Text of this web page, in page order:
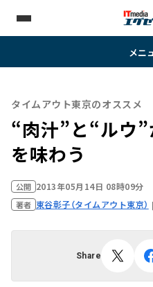
メニ
タイムアウト東京のオススメ
“肉汁”と“ルウ
を味わう
公開 2013年05月14日 08時09分
著者 東谷彰子（タイムアウト東京）
Share